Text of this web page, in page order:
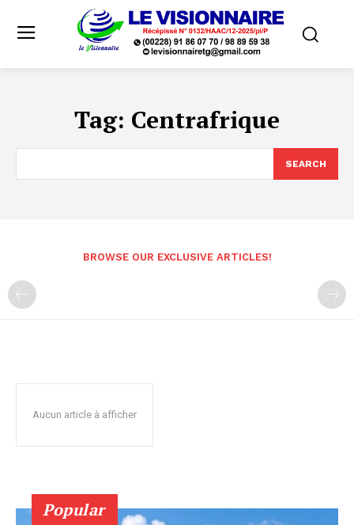
Tag: Centrafrique
SEARCH
BROWSE OUR EXCLUSIVE ARTICLES!
Aucun article à afficher
Popular